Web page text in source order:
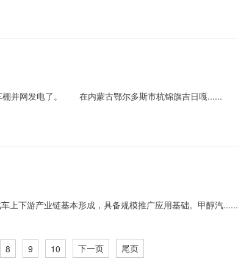
并网发电了。 在内蒙古鄂尔多斯市杭锦旗吉日嘎......
上下游产业链基本形成，具备规模推广应用基础。甲醇汽......
8 9 10 下一页 尾页